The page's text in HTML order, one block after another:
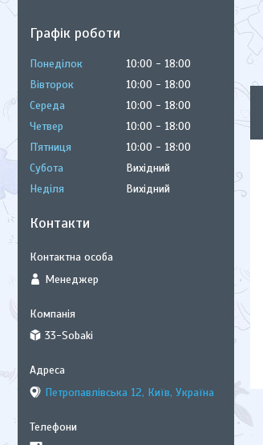
Графік роботи
Понеділок 10:00
18:00
Вівторок
10:00
18:00
Середа
10:00
18:00
Четвер
10:00
18:00
Пʼятниця
10:00
18:00
Субота
Вихідний
Неділя
Вихідний
Контакти
Менеджер
33-Sobaki
Петропавлівська 12, Київ, Україна